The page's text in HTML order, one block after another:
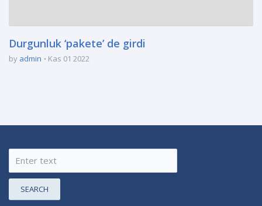
Durgunluk ‘pakete’ de girdi
by admin Kas 01 2022
SEARCH